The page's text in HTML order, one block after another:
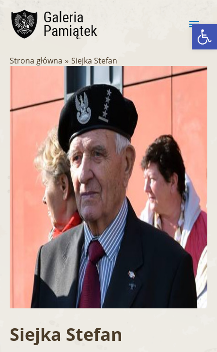
treści
Strona główna Siejka Stefan
Siejka Stefan